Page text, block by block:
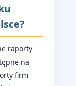
raporty
na
firm